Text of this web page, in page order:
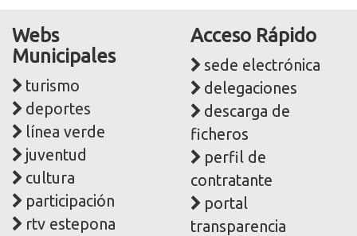
Webs
Municipales
turismo
deportes
línea verde
juventud
cultura
participación
rtv estepona
Acceso Rápido
sede electrónica
delegaciones
descarga de
ficheros
perfil de
contratante
portal
transparencia